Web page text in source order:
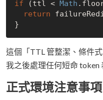
if (ttl < Math
return
這個「TTL 管整潔、條件
我之後處理任何短命 token
正式環境注意事項